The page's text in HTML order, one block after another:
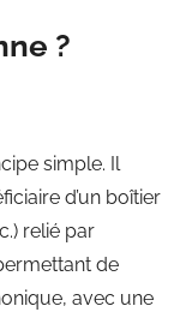
?
simple. Il
d’un boîtier
relié par
de
avec une